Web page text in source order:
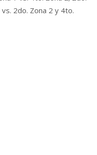
2do. Zona 2 y 4to.